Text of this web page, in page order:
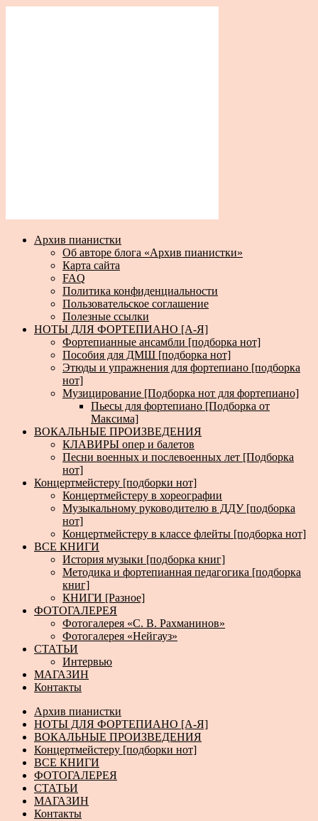
Архив пианистки
Об авторе блога «Архив пианистки»
Карта сайта
FAQ
Политика конфиденциальности
Пользовательское соглашение
Полезные ссылки
НОТЫ ДЛЯ ФОРТЕПИАНО [А-Я]
Фортепианные ансамбли [подборка нот]
Пособия для ДМШ [подборка нот]
Этюды и упражнения для фортепиано [подборка
нот]
Музицирование [Подборка нот для фортепиано]
Пьесы для фортепиано [Подборка от
Максима]
ВОКАЛЬНЫЕ ПРОИЗВЕДЕНИЯ
КЛАВИРЫ опер и балетов
Песни военных и послевоенных лет [Подборка
нот]
Концертмейстеру [подборки нот]
Концертмейстеру в хореографии
Музыкальному руководителю в ДДУ [подборка
нот]
Концертмейстеру в классе флейты [подборка нот]
ВСЕ КНИГИ
История музыки [подборка книг]
Методика и фортепианная педагогика [подборка
книг]
КНИГИ [Разное]
ФОТОГАЛЕРЕЯ
Фотогалерея «С. В. Рахманинов»
Фотогалерея «Нейгауз»
СТАТЬИ
Интервью
МАГАЗИН
Контакты
Архив пианистки
НОТЫ ДЛЯ ФОРТЕПИАНО [А-Я]
ВОКАЛЬНЫЕ ПРОИЗВЕДЕНИЯ
Концертмейстеру [подборки нот]
ВСЕ КНИГИ
ФОТОГАЛЕРЕЯ
СТАТЬИ
МАГАЗИН
Контакты